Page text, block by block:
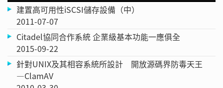
建置高可用性iSCSI儲存設備（中）
2011-07-07
Citadel協同合作系統 企業級基本功能一應俱全
2015-09-22
針對UNIX及其相容系統所設計 開放源碼界防毒天王
—ClamAV